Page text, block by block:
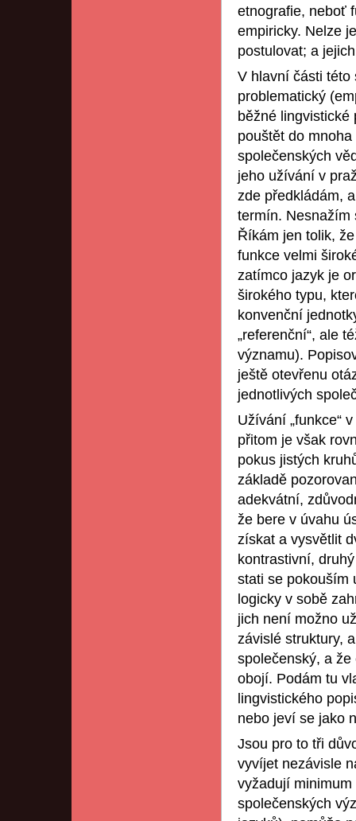
etnografie, neboť
empiricky. Nelze
postulovat; a
V hlavní části této
problematický
běžné lingvistické
pouštět do
společenských
jeho užívání v
zde předkládám,
termín. Nesnažím
Říkám jen tolik,
funkce velmi
zatímco jazyk je
širokého typu,
konvenční
„referenční“, ale
významu).
ještě otevřenu
jednotlivých
Užívání „funkce“
přitom je však
pokus jistých
základě
adekvátní,
že bere v úvahu
získat a vysvětlit
kontrastivní,
stati se pokouším
logicky v sobě
jich není možno
závislé struktury,
společenský, a
obojí. Podám tu
lingvistického
nebo jeví se jako
Jsou pro to tři
vyvíjet nezávisle
vyžadují
společenských